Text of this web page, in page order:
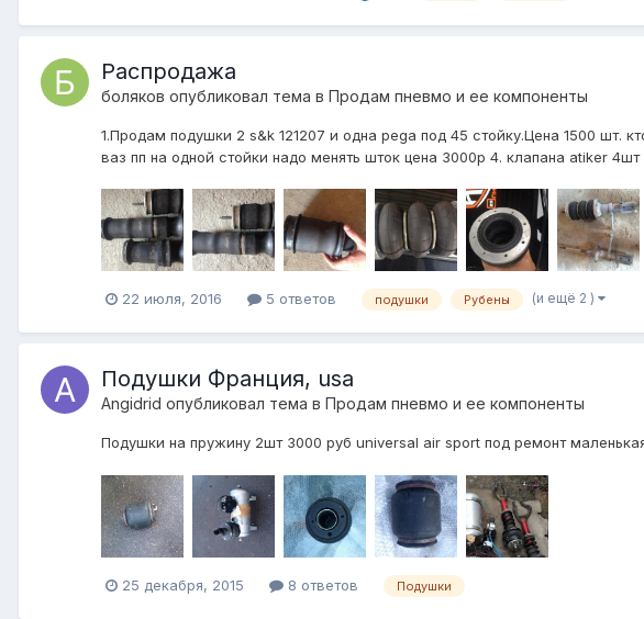
Распродажа
боляков опубликовал тема в Продам пневмо и ее компоненты
1.Продам подушки 2 s&k 121207 и одна pega под 45 стойку.Цена 1500 шт.
ваз пп на одной стойки надо менять шток цена 3000р 4. клапана atiker
22 июля, 2016 5 ответов подушки Рубены (и ещё 2 )
Подушки Франция, usa
Angidrid опубликовал тема в Продам пневмо и ее компоненты
Подушки на пружину 2шт 3000 руб universal air sport под ремонт
25 декабря, 2015 8 ответов Подушки